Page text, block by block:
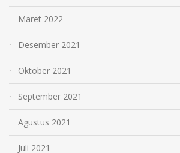
Maret 2022
Desember 2021
Oktober 2021
September 2021
Agustus 2021
Juli 2021